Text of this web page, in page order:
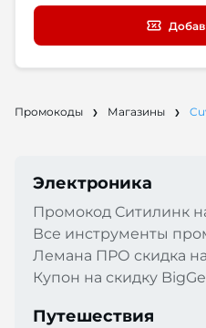
Промокоды Магазины
Электроника
Промокод Cитилинк
Все инструменты
Лемана ПРО скидка
Купон на скидку
Путешествия